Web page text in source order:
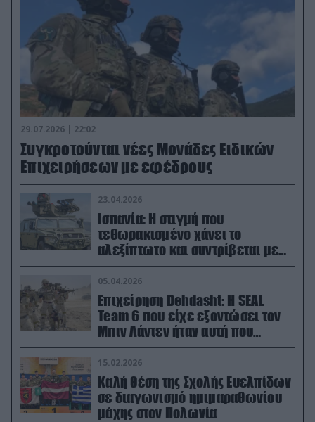
29.07.2026 | 22:02
Συγκροτούνται νέες Μονάδες Ειδικών
Επιχειρήσεων με εφέδρους
23.04.2026
Ισπανία: Η στιγμή που
τεθωρακισμένο χάνει το
αλεξίπτωτο και συντρίβεται με
ορμή στο έδαφος (βίντεο)
05.04.2026
Επιχείρηση Dehdasht: Η SEAL
Team 6 που είχε εξοντώσει τον
Μπιν Λάντεν ήταν αυτή που
διέσωσε τον πιλότο του F-15
15.02.2026
Καλή θέση της Σχολής Ευελπίδων
σε διαγωνισμό ημιμαραθωνίου
μάχης στον Πολωνία